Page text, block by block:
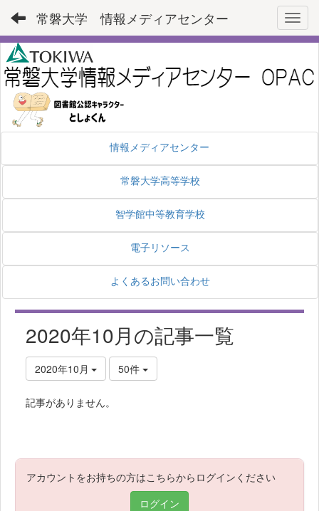
常磐大学 情報メディアセンター
情報メディアセンター
常磐大学高等学校
智学館中等教育学校
電子リソース
よくあるお問い合わせ
2020年10月の記事一覧
2020年10月 50件
記事がありません。
アカウントをお持ちの方はこちらからログインください
ログイン